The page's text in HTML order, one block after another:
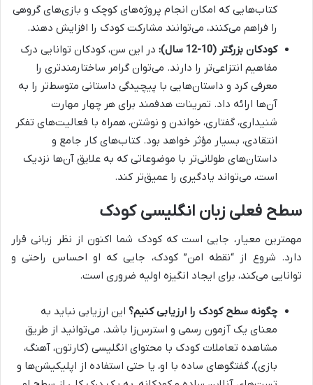
کتاب‌هایی که امکان انجام پروژه‌های کوچک و بازی‌های گروهی
را فراهم می‌کنند، می‌توانند مشارکت کودک را افزایش دهند.
کودکان بزرگتر (10-12 سال):
در این سن، کودکان توانایی درک
مفاهیم انتزاعی‌تر را دارند. می‌توان گرامر ساختارمندتری را
معرفی کرد و داستان‌هایی با پیچیدگی داستانی متوسط‌تر را به
آن‌ها ارائه داد. تمرینات هدفمند برای هر چهار مهارت
شنیداری، گفتاری، خواندن و نوشتن، همراه با فعالیت‌های تفکر
انتقادی، بسیار مؤثر خواهد بود. کتاب‌های کار جامع و
داستان‌های طولانی‌تر با موضوعاتی که به علایق آن‌ها نزدیک
است، می‌تواند یادگیری را عمیق‌تر کند.
سطح فعلی زبان انگلیسی کودک
مهمترین معیار، جایی است که کودک شما اکنون از نظر زبانی قرار
دارد. شروع از “نقطه امن” کودک، جایی که او احساس راحتی و
توانایی می‌کند، برای ایجاد انگیزه اولیه ضروری است.
چگونه سطح کودک را ارزیابی کنیم؟ این ارزیابی نباید به
معنای یک آزمون رسمی و استرس‌زا باشد. می‌توانید از طریق
مشاهده تعاملات کودک با محتوای انگلیسی (کارتون، آهنگ،
بازی)، گفتگوهای ساده با او، یا حتی استفاده از اپلیکیشن‌ها و